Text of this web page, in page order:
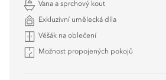
Vana a sprchový kout
Exkluzivní umělecká díla
Věšák na oblečení
Možnost propojených pokojů